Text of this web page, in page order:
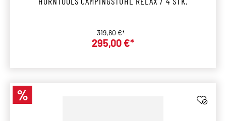
Verkaufspreis:
295,00 €*
Regulärer Preis:
319,60 €*
Rabatt
%